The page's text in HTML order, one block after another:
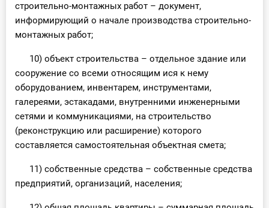
строительно-монтажных работ – документ,
информирующий о начале производства строительно-
монтажных работ;
10) объект строительства – отдельное здание или
сооружение со всеми относящим ися к нему
оборудованием, инвентарем, инструментами,
галереями, эстакадами, внутренними инженерными
сетями и коммуникациями, на строительство
(реконструкцию или расширение) которого
составляется самостоятельная объектная смета;
11) собственные средства – собственные средства
предприятий, организаций, населения;